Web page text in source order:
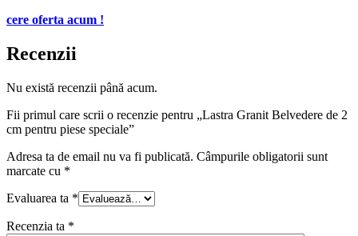
cere oferta acum !
Recenzii
Nu există recenzii până acum.
Fii primul care scrii o recenzie pentru „Lastra Granit Belvedere de 2
cm pentru piese speciale”
Adresa ta de email nu va fi publicată. Câmpurile obligatorii sunt
marcate cu *
Evaluarea ta *
Recenzia ta *